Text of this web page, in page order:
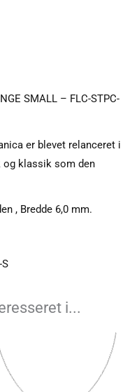
SMALL – FLC-STPC-
er blevet relanceret i
klassik som den
, Bredde 6,0 mm.
i...